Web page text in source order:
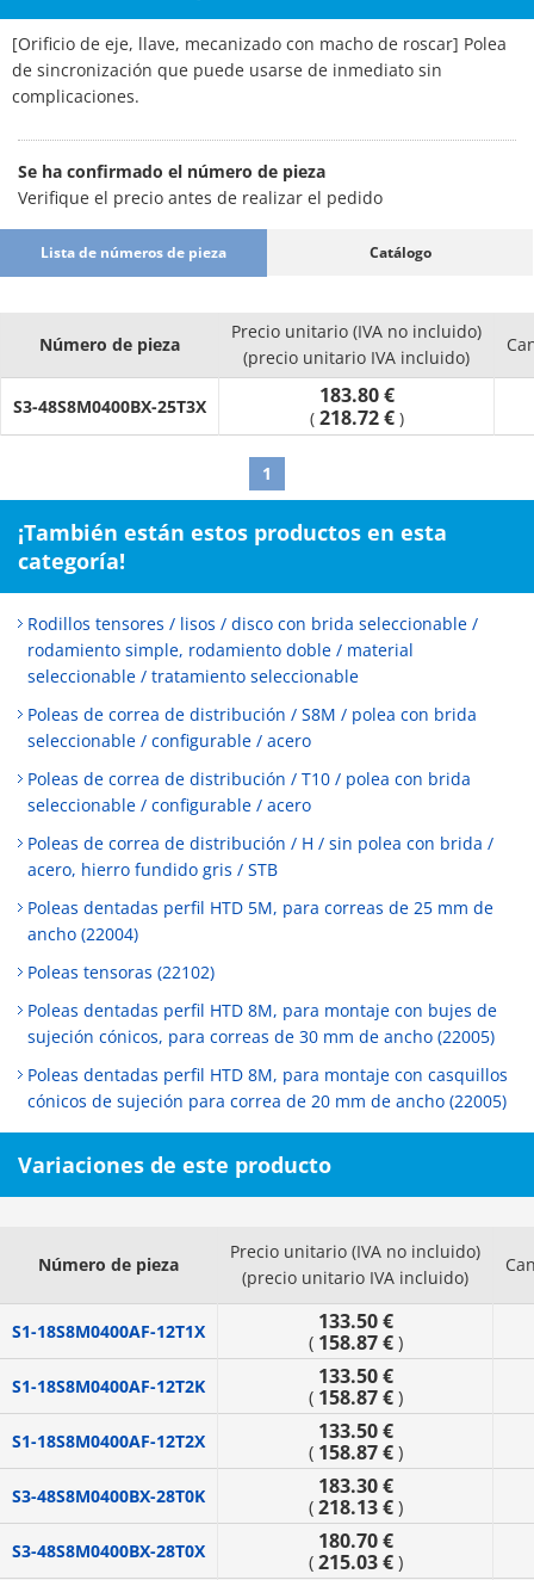
[Orificio de eje, llave, mecanizado con macho de roscar] Polea
de sincronización que puede usarse de inmediato sin
complicaciones.
Se ha confirmado el número de pieza
Verifique el precio antes de realizar el pedido
Lista de números de pieza Catálogo
Número de pieza
Precio unitario (IVA no incluido)
(precio unitario IVA incluido)
S3-48S8M0400BX-25T3X 183.80 €
( 218.72 € )
1
¡También están estos productos en esta
categoría!
Rodillos tensores / lisos / disco con brida seleccionable /
rodamiento simple, rodamiento doble / material
seleccionable / tratamiento seleccionable
Poleas de correa de distribución / S8M / polea con brida
seleccionable / configurable / acero
Poleas de correa de distribución / T10 / polea con brida
seleccionable / configurable / acero
Poleas de correa de distribución / H / sin polea con brida /
acero, hierro fundido gris / STB
Poleas dentadas perfil HTD 5M, para correas de 25 mm de
ancho (22004)
Poleas tensoras (22102)
Poleas dentadas perfil HTD 8M, para montaje con bujes de
sujeción cónicos, para correas de 30 mm de ancho (22005)
Poleas dentadas perfil HTD 8M, para montaje con casquillos
cónicos de sujeción para correa de 20 mm de ancho (22005)
Variaciones de este producto
Número de pieza
Precio unitario (IVA no incluido)
(precio unitario IVA incluido)
S1-18S8M0400AF-12T1X 133.50 €
( 158.87 €)
S1-18S8M0400AF-12T2K 133.50 €
( 158.87 €)
S1-18S8M0400AF-12T2X 133.50 €
( 158.87 €)
S3-48S8M0400BX-28T0K 183.30 €
( 218.13 €)
S3-48S8M0400BX-28T0X 180.70 €
( 215.03 €)